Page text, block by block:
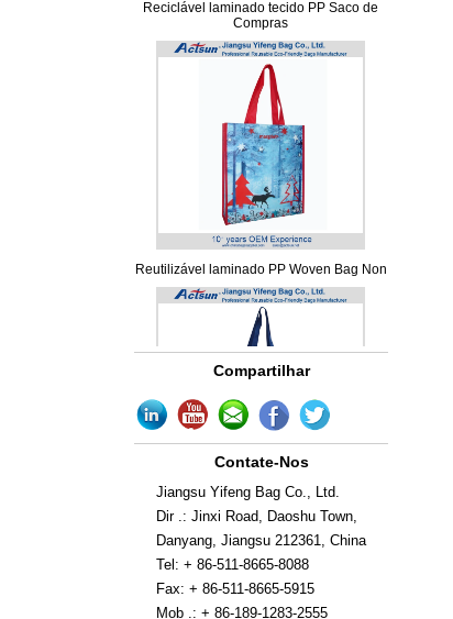
Compras
Eco-Friendly reciclável Non-Woven Bag
Compartilhar
Contate-Nos
Jiangsu Yifeng Bag Co., Ltd.
Dir .: Jinxi Road, Daoshu Town,
Danyang, Jiangsu 212361, China
Tel: + 86-511-8665-8088
Fax: + 86-511-8665-5915
Mob .: + 86-189-1283-2555